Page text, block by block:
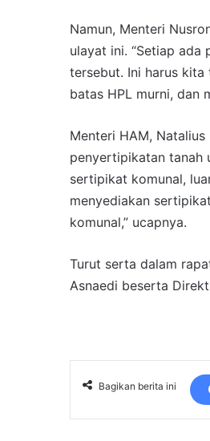
Namun, Menteri
ulayat ini. “Setiap
tersebut. Ini harus
batas HPL murni, dan
Menteri HAM,
penyertipikatan tanah
sertipikat komunal,
menyediakan
komunal,” ucapnya.
Turut serta dalam
Asnaedi beserta
Bagikan berita ini